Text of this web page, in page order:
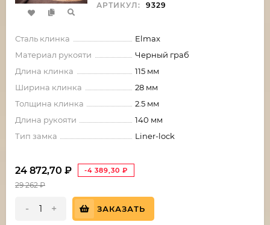
АРТИКУЛ:
9329
Сталь клинка
Elmax
Материал рукояти
Черный граб
Длина клинка
115 мм
Ширина клинка
28 мм
Толщина клинка
2.5 мм
Длина рукояти
140 мм
Тип замка
Liner-lock
24 872,70 ₽ -4 389,30 ₽
29 262₽
- + ЗАКАЗАТЬ